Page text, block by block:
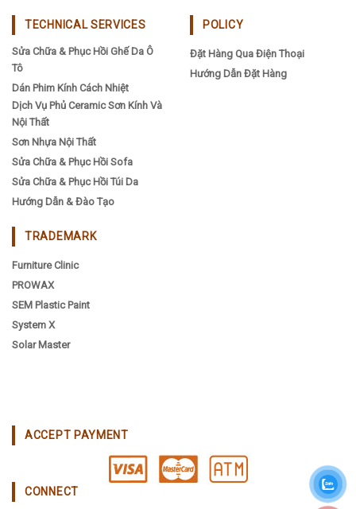
TECHNICAL SERVICES
Sửa Chữa & Phục Hồi Ghế Da Ô
Tô
Dán Phim Kính Cách Nhiệt
Dịch Vụ Phủ Ceramic Sơn Kính Và
Nội Thất
Sơn Nhựa Nội Thất
Sửa Chữa & Phục Hồi Sofa
Sửa Chữa & Phục Hồi Túi Da
Hướng Dẫn & Đào Tạo
POLICY
Đặt Hàng Qua Điện Thoại
Hướng Dẫn Đặt Hàng
TRADEMARK
Furniture Clinic
PROWAX
SEM Plastic Paint
System X
Solar Master
ACCEPT PAYMENT
CONNECT